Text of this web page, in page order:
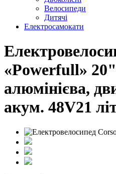
Велосипеди
Дитячі
Електросамокати
«Powerfull»
алюмінієва,
акум. 48V21